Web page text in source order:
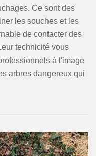
Ce sont des
les souches et les
de contacter des
technicité vous
à l'image
arbres dangereux qui